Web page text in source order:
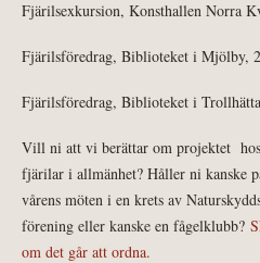
Fjärilsexkursion, Konsthallen Norra
Fjärilsföredrag, Biblioteket i Mjölby,
Fjärilsföredrag, Biblioteket i
Vill ni att vi berättar om projektet
fjärilar i allmänhet? Håller ni kanske
vårens möten i en krets av
förening eller kanske en fågelklubb?
om det går att ordna.